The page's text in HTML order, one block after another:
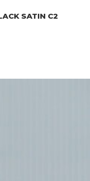
SATIN C2